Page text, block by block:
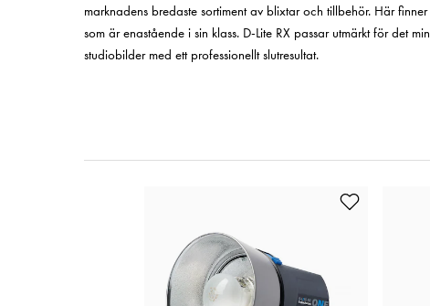
marknadens bredaste sortiment av blixtar och tillbehör. Här
som är enastående i sin klass. D-Lite RX passar utmärkt för det
studiobilder med ett professionellt slutresultat.